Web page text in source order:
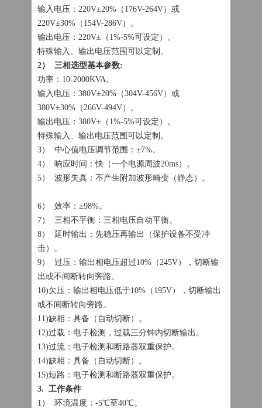
输入电压：220V±20%（176V-264V）或
220V±30%（154V-286V）。
输出电压：220V±（1%-5%可设定）。
特殊输入、输出电压范围可以定制。
2） 三相选型基本参数:
功率：10-2000KVA。
输入电压：380V±20%（304V-456V）或
380V±30%（266V-494V）。
输出电压：380V±（1%-5%可设定）。
特殊输入、输出电压范围可以定制。
3） 中心值电压调节范围：±7%。
4） 响应时间：快（一个电源周波20ms）。
5） 波形失真：不产生附加波形畸变（静态）。
6） 效率：≥98%。
7） 三相不平衡：三相电压自动平衡。
8） 延时输出：先稳压再输出（保护设备不受冲
击）。
9） 过压：输出相电压超过10%（245V），切断输
出或不间断转向旁路。
10)欠压：输出相电压低于10%（195V），切断输出
或不间断转向旁路。
11)缺相：具备（自动切断）。
12)过载：电子检测，过载三分钟内切断输出。
13)过流：电子检测和断路器双重保护。
14)缺相：具备（自动切断）。
15)短路：电子检测和断路器双重保护。
3. 工作条件
1） 环境温度：-5℃至40℃。